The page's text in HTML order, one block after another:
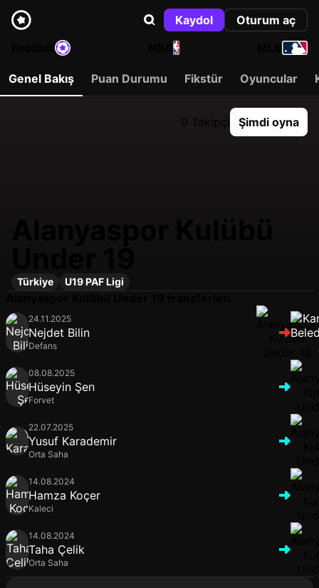
Kaydol
Oturum aç
NBA
Genel Bakış Puan Durumu Fikstür Oyuncular
0 Takipçi Şimdi oyna
Türkiye U19 PAF Ligi
24.11.2025
Nejdet Bilin
Defans
08.08.2025
Hüseyin Şen
Forvet
22.07.2025
Yusuf Karademir
Orta Saha
14.08.2024
Hamza Koçer
Kaleci
14.08.2024
Taha Çelik
Orta Saha